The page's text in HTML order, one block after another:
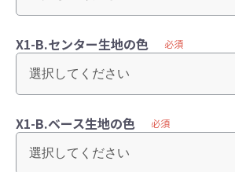
X1-B.センター生地の色 必須
X1-B.ベース生地の色 必須